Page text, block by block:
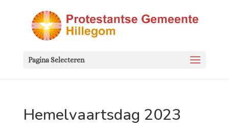
Pagina Selecteren
Hemelvaartsdag 2023